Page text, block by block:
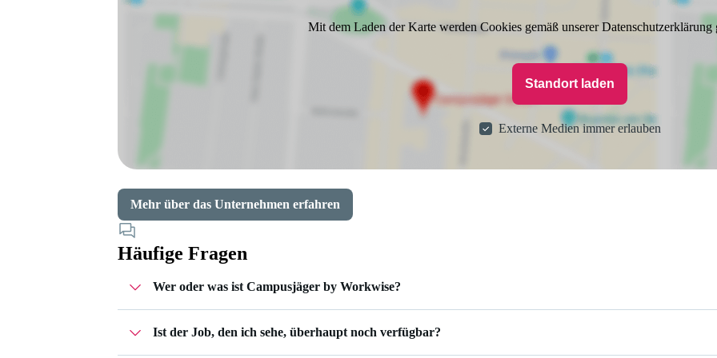
Mit dem Laden der Karte werden Cookies gemäß unserer Datenschutzerklärung
Standort laden
Externe Medien immer erlauben
Mehr über das Unternehmen erfahren
Häufige Fragen
Wer oder was ist Campusjäger by Workwise?
Campusjäger gehört zu Workwise – einer Jobplattform, die dich über den gesamten Karriereweg unterstützt.
Unternehmen und begleiten dich im gesamten Bewerbungsprozess. Über Campusjäger by Workwise findest
Ist der Job, den ich sehe, überhaupt noch verfügbar?